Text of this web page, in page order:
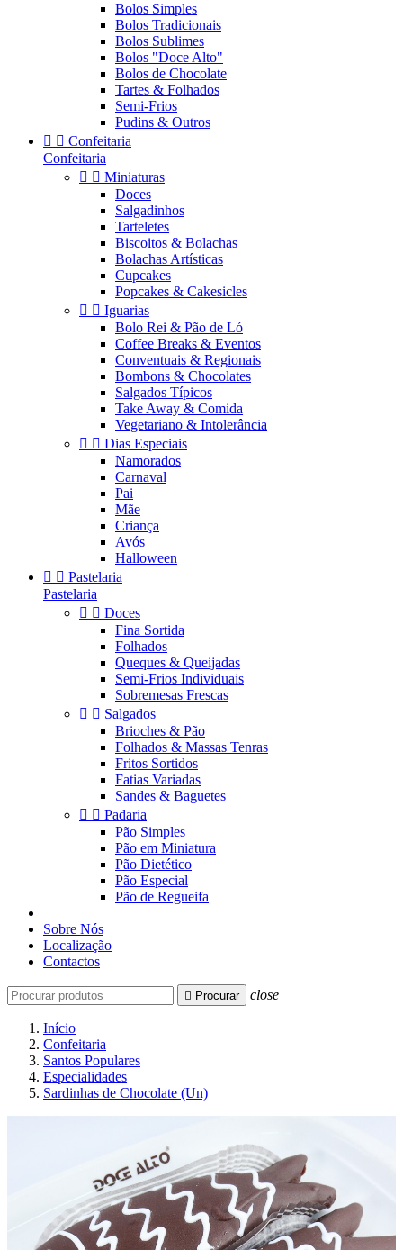
Bolos Simples
Bolos Tradicionais
Bolos Sublimes
Bolos "Doce Alto"
Bolos de Chocolate
Tartes & Folhados
Semi-Frios
Pudins & Outros
  Confeitaria
Confeitaria
  Miniaturas
Doces
Salgadinhos
Tarteletes
Biscoitos & Bolachas
Bolachas Artísticas
Cupcakes
Popcakes & Cakesicles
  Iguarias
Bolo Rei & Pão de Ló
Coffee Breaks & Eventos
Conventuais & Regionais
Bombons & Chocolates
Salgados Típicos
Take Away & Comida
Vegetariano & Intolerância
  Dias Especiais
Namorados
Carnaval
Pai
Mãe
Criança
Avós
Halloween
  Pastelaria
Pastelaria
  Doces
Fina Sortida
Folhados
Queques & Queijadas
Semi-Frios Individuais
Sobremesas Frescas
  Salgados
Brioches & Pão
Folhados & Massas Tenras
Fritos Sortidos
Fatias Variadas
Sandes & Baguetes
  Padaria
Pão Simples
Pão em Miniatura
Pão Dietético
Pão Especial
Pão de Regueifa
Sobre Nós
Localização
Contactos
 Procurar close
Início
Confeitaria
Santos Populares
Especialidades
Sardinhas de Chocolate (Un)